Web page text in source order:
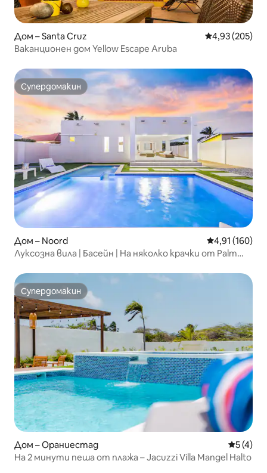
Дом – Santa Cruz Средна
4,93 (205)
Ваканционен дом Yellow Escape Aruba
Супердомакин
Супердомакин
Дом – Noord Средна
4,91 (160)
Луксозна вила | Басейн | На няколко крачки от Palm
Супердомакин
Супердомакин
Дом – Ораниестад Средна
5 (4)
На 2 минути пеша от плажа – Jacuzzi Villa Mangel Halto